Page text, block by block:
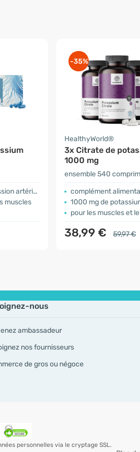
artérielle
muscles
-35%
HealthyWorld®
3x Citrate de
1000 mg
ensemble 540
complément
1000 mg de potassium en 2
pour les muscles et le
38,99 € 59,97 €
nous
ambassadeur
nos fournisseurs
de gros ou négoce
personnelles via le cryptage SSL.